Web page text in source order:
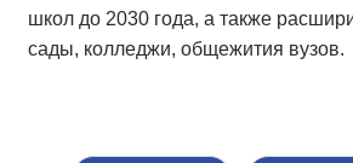
школ до 2030 года, а также
сады, колледжи, общежития вузов.